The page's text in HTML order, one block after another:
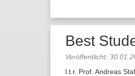
Best
Veröffentlicht:
l.t.r. Prof. Andreas